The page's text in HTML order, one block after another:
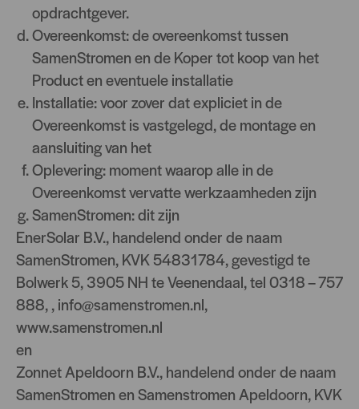
opdrachtgever.
Overeenkomst: de overeenkomst tussen
SamenStromen en de Koper tot koop van het
Product en eventuele installatie
Installatie: voor zover dat expliciet in de
Overeenkomst is vastgelegd, de montage en
aansluiting van het
Oplevering: moment waarop alle in de
Overeenkomst vervatte werkzaamheden zijn
SamenStromen: dit zijn
EnerSolar B.V., handelend onder de naam
SamenStromen, KVK 54831784, gevestigd te
Bolwerk 5, 3905 NH te Veenendaal, tel 0318 – 757
888, ,info@samenstromen.nl,
www.samenstromen.nl
en
Zonnet Apeldoorn B.V., handelend onder de naam
SamenStromen en Samenstromen Apeldoorn, KVK